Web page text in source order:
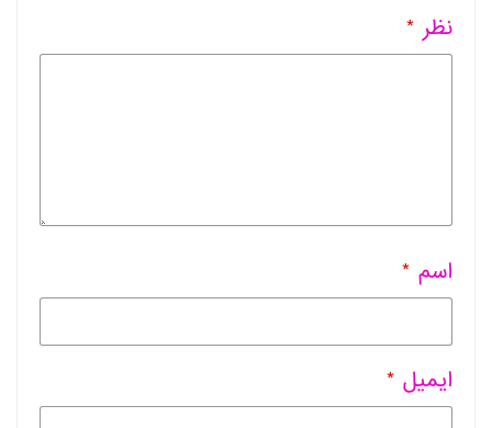
نظر *
اسم *
ایمیل *